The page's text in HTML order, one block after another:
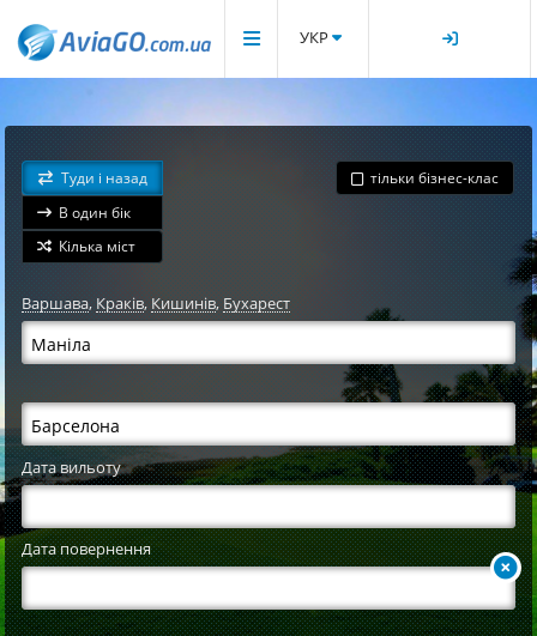
УКР
Туди і назад
В один бік
Кілька міст
тільки бізнес-клас
Варшава, Краків,Кишинів,Бухарест
Дата вильоту
Дата повернення